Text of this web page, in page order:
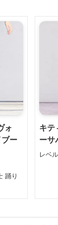
ォ
ー
踊り
キテ
ーサ
レベ